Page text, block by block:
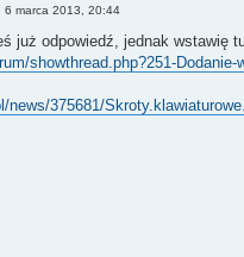
6 marca 2013, 20:44
już odpowiedź, jednak wstawię
showthread.php?251-
news/375681/